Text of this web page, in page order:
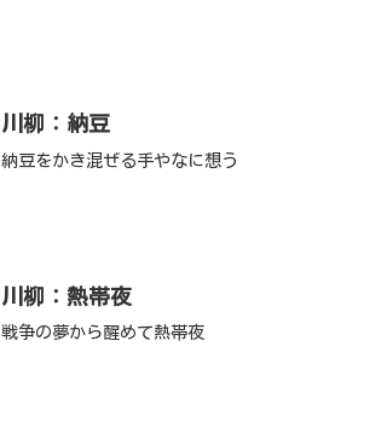
川柳：納豆
納豆をかき混ぜる手やなに想う
川柳：熱帯夜
戦争の夢から醒めて熱帯夜